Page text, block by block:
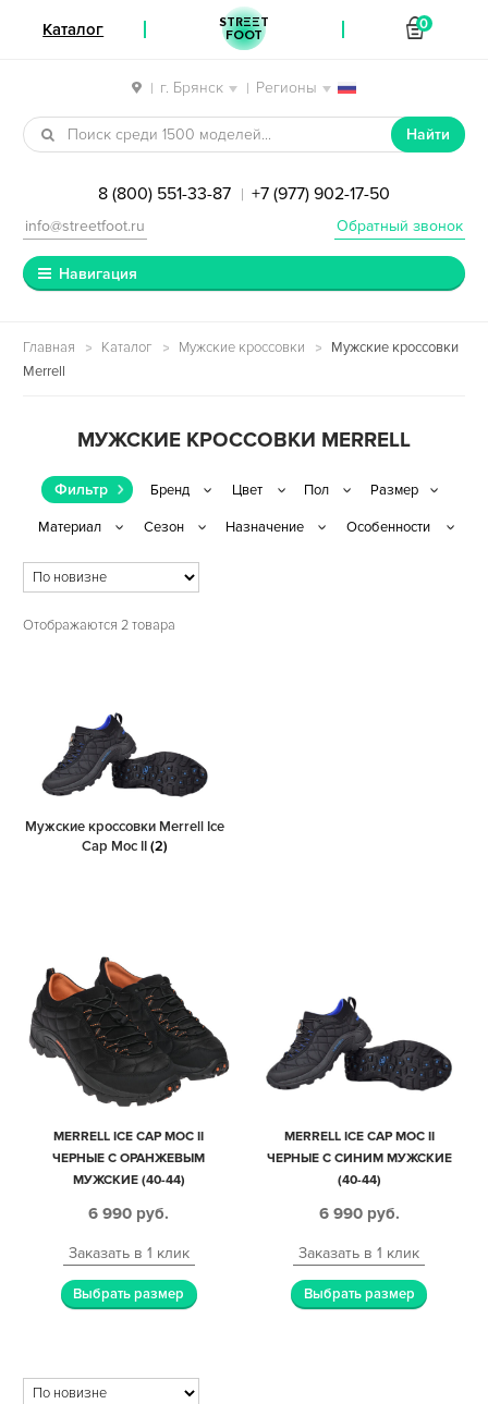
| г. Брянск | Регионы
Перейти к навигации
Перейти к содержимому
Найти
8 (800) 551-33-87 | +7 (977) 902-17-50
Обратный звонок
info@streetfoot.ru
Навигация
Главная Каталог Мужские кроссовки
Мужские кроссовки
Merrell
МУЖСКИЕ КРОССОВКИ MERRELL
Фильтр
Отображаются 2 товара
Мужские кроссовки Merrell Ice
Cap Moc II(2)
MERRELL ICE CAP MOC II
ЧЕРНЫЕ С ОРАНЖЕВЫМ
МУЖСКИЕ (40-44)
6 990 руб.
Заказать в 1 клик
Выбрать размер
MERRELL ICE CAP MOC II
ЧЕРНЫЕ С СИНИМ МУЖСКИЕ
(40-44)
6 990 руб.
Заказать в 1 клик
Выбрать размер
Каталог STREET
FOOT
0